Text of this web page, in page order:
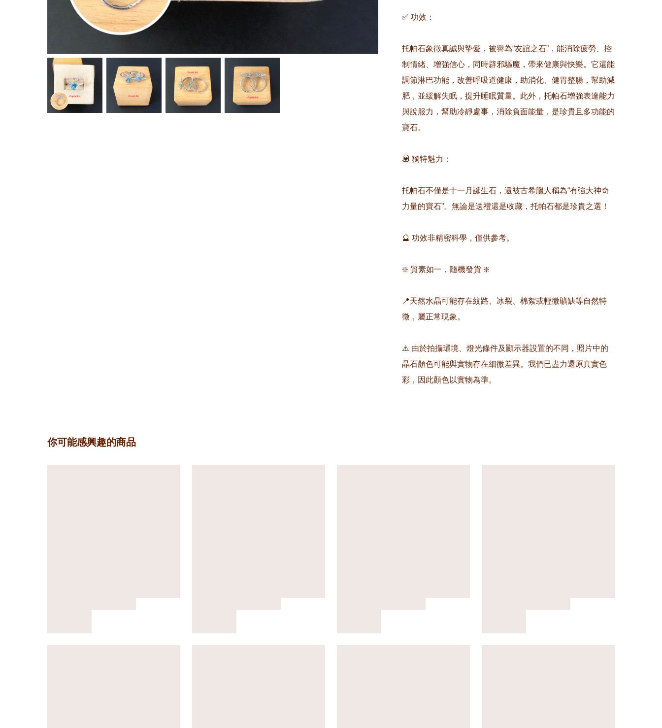
✅ 功效：
托帕石象徵真誠與摯愛，被譽為“友誼之石”，能消除疲勞、控
制情緒、增強信心，同時辟邪驅魔，帶來健康與快樂。它還能
調節淋巴功能，改善呼吸道健康，助消化、健胃整腸，幫助減
肥，並緩解失眠，提升睡眠質量。此外，托帕石增強表達能力
與說服力，幫助冷靜處事，消除負面能量，是珍貴且多功能的
寶石。
💟 獨特魅力：
托帕石不僅是十一月誕生石，還被古希臘人稱為“有強大神奇
力量的寶石”。無論是送禮還是收藏，托帕石都是珍貴之選！
🔮 功效非精密科學，僅供參考。
❇️ 質素如一，隨機發貨 ❇️
📍天然水晶可能存在紋路、冰裂、棉絮或輕微礦缺等自然特
徵，屬正常現象。
⚠️ 由於拍攝環境、燈光條件及顯示器設置的不同，照片中的
晶石顏色可能與實物存在細微差異。我們已盡力還原真實色
彩，因此顏色以實物為準。
你可能感興趣的商品